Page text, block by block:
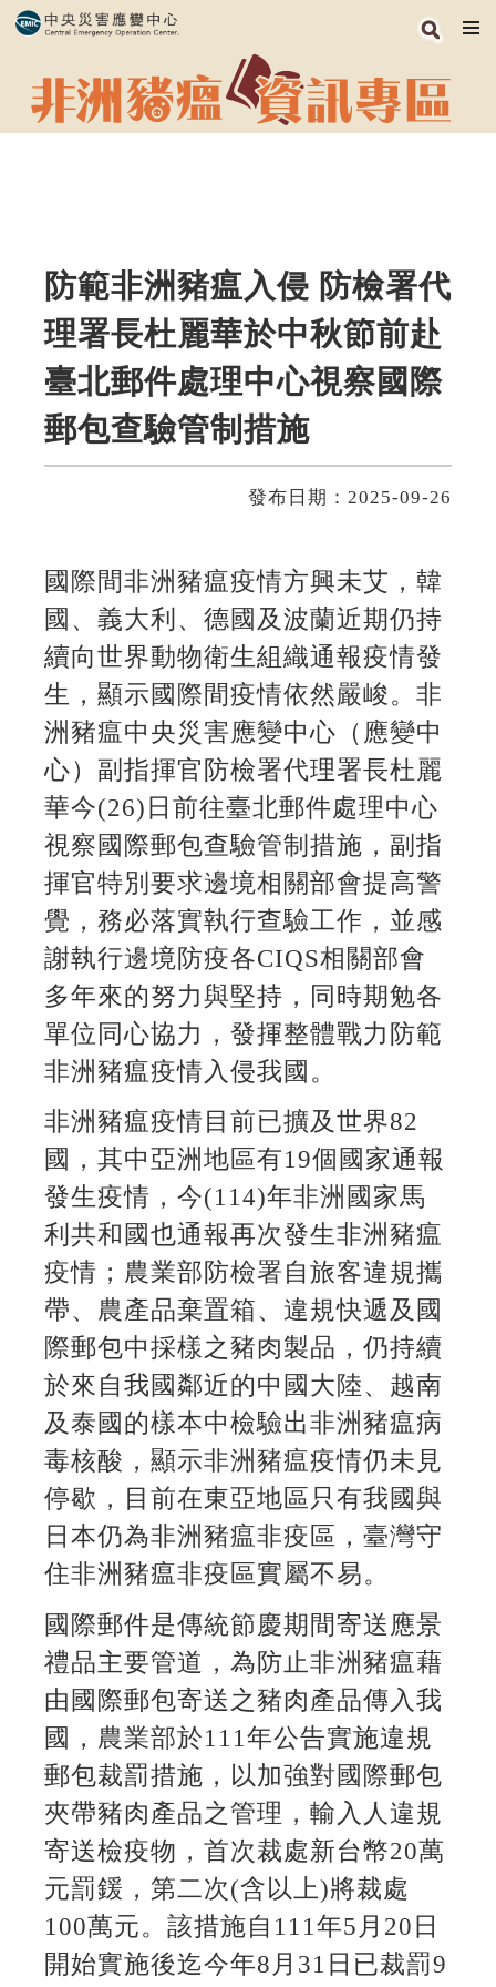
防範非洲豬瘟入侵 防檢署代
理署長杜麗華於中秋節前赴
臺北郵件處理中心視察國際
郵包查驗管制措施
發布日期：2025-09-26
國際間非洲豬瘟疫情方興未艾，韓
國、義大利、德國及波蘭近期仍持
續向世界動物衛生組織通報疫情發
生，顯示國際間疫情依然嚴峻。非
洲豬瘟中央災害應變中心（應變中
心）副指揮官防檢署代理署長杜麗
華今(26)日前往臺北郵件處理中心
視察國際郵包查驗管制措施，副指
揮官特別要求邊境相關部會提高警
覺，務必落實執行查驗工作，並感
謝執行邊境防疫各CIQS相關部會
多年來的努力與堅持，同時期勉各
單位同心協力，發揮整體戰力防範
非洲豬瘟疫情入侵我國。
非洲豬瘟疫情目前已擴及世界82
國，其中亞洲地區有19個國家通報
發生疫情，今(114)年非洲國家馬
利共和國也通報再次發生非洲豬瘟
疫情；農業部防檢署自旅客違規攜
帶、農產品棄置箱、違規快遞及國
際郵包中採樣之豬肉製品，仍持續
於來自我國鄰近的中國大陸、越南
及泰國的樣本中檢驗出非洲豬瘟病
毒核酸，顯示非洲豬瘟疫情仍未見
停歇，目前在東亞地區只有我國與
日本仍為非洲豬瘟非疫區，臺灣守
住非洲豬瘟非疫區實屬不易。
國際郵件是傳統節慶期間寄送應景
禮品主要管道，為防止非洲豬瘟藉
由國際郵包寄送之豬肉產品傳入我
國，農業部於111年公告實施違規
郵包裁罰措施，以加強對國際郵包
夾帶豬肉產品之管理，輸入人違規
寄送檢疫物，首次裁處新台幣20萬
元罰鍰，第二次(含以上)將裁處
100萬元。該措施自111年5月20日
開始實施後迄今年8月31日已裁罰9